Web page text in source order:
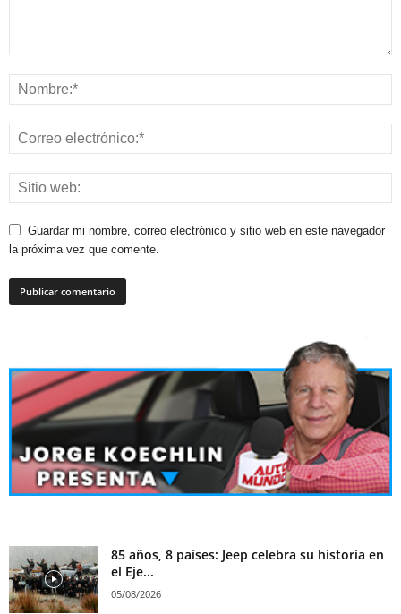
Guardar mi nombre, correo electrónico y sitio web en este navegador
la próxima vez que comente.
85 años, 8 países: Jeep celebra su historia en
el Eje...
05/08/2026